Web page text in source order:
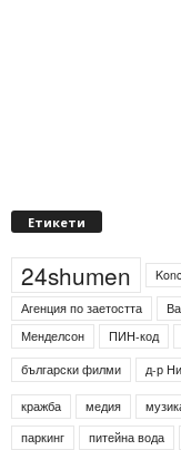
Етикети
24shumen
Агенция по заетостта
Менделсон
ПИН-код
български филми
д-р
кражба медия
паркинг питейна вода